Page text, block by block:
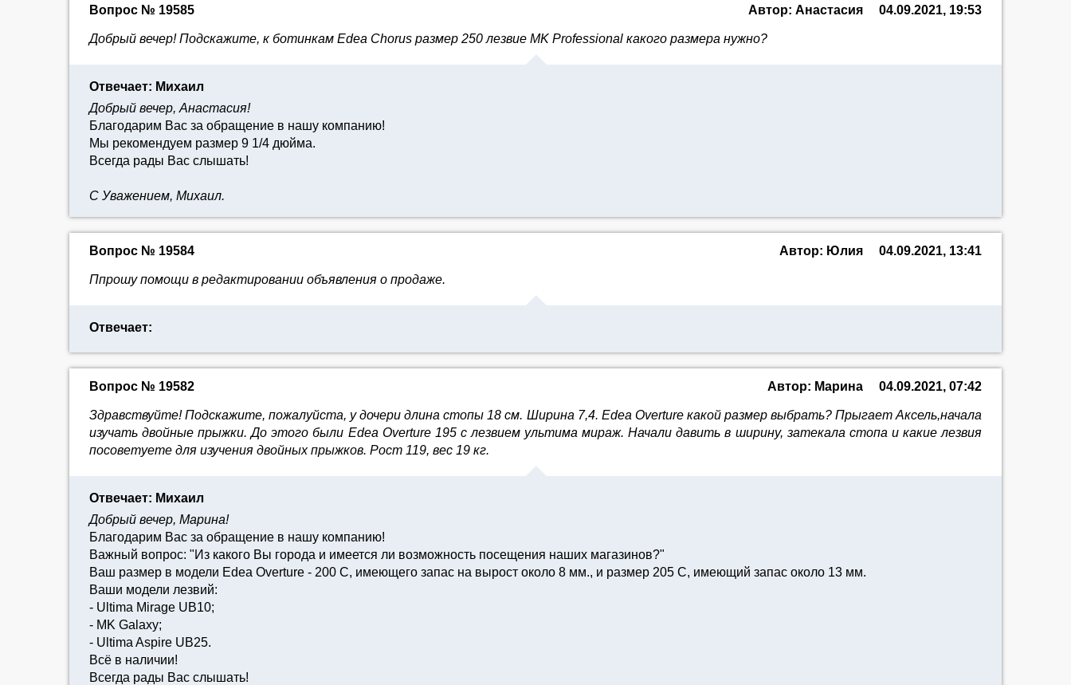
Вопрос № 19585 Автор: Анастасия 04.09.2021, 19:53
Добрый вечер! Подскажите, к ботинкам Edea Chorus размер 250 лезвие MK Professional какого размера нужно?
Отвечает: Михаил
Добрый вечер, Анастасия!
Благодарим Вас за обращение в нашу компанию!
Мы рекомендуем размер 9 1/4 дюйма.
Всегда рады Вас слышать!
С Уважением, Михаил.
Вопрос № 19584 Автор: Юлия 04.09.2021, 13:41
Ппрошу помощи в редактировании объявления о продаже.
Отвечает:
Вопрос № 19582 Автор: Марина 04.09.2021, 07:42
Здравствуйте! Подскажите, пожалуйста, у дочери длина стопы 18 см. Ширина 7,4. Edea Overture какой размер выбрать? Прыгает Аксель,начала
изучать двойные прыжки. До этого были Edea Overture 195 с лезвием ультима мираж. Начали давить в ширину, затекала стопа и какие лезвия
посоветуете для изучения двойных прыжков. Рост 119, вес 19 кг.
Отвечает: Михаил
Добрый вечер, Марина!
Благодарим Вас за обращение в нашу компанию!
Важный вопрос: "Из какого Вы города и имеется ли возможность посещения наших магазинов?"
Ваш размер в модели Edea Overture - 200 C, имеющего запас на вырост около 8 мм., и размер 205 С, имеющий запас около 13 мм.
Ваши модели лезвий:
- Ultima Mirage UB10;
- MK Galaxy;
- Ultima Aspire UB25.
Всё в наличии!
Всегда рады Вас слышать!